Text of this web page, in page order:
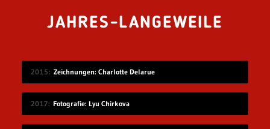
JAHRES-LANGEWEILE
2015 Zeichnungen: Charlotte Delarue
2017 Fotografie: Lyu Chirkova